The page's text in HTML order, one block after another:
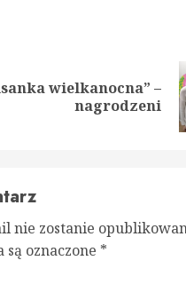
wielkanocna” –
nagrodzeni
nie zostanie
oznaczone *